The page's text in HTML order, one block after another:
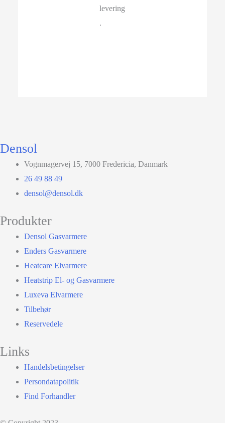
levering
.
Densol
Vognmagervej 15, 7000 Fredericia, Danmark
26 49 88 49
densol@densol.dk
Produkter
Densol Gasvarmere
Enders Gasvarmere
Heatcare Elvarmere
Heatstrip El- og Gasvarmere
Luxeva Elvarmere
Tilbehør
Reservedele
Links
Handelsbetingelser
Persondatapolitik
Find Forhandler